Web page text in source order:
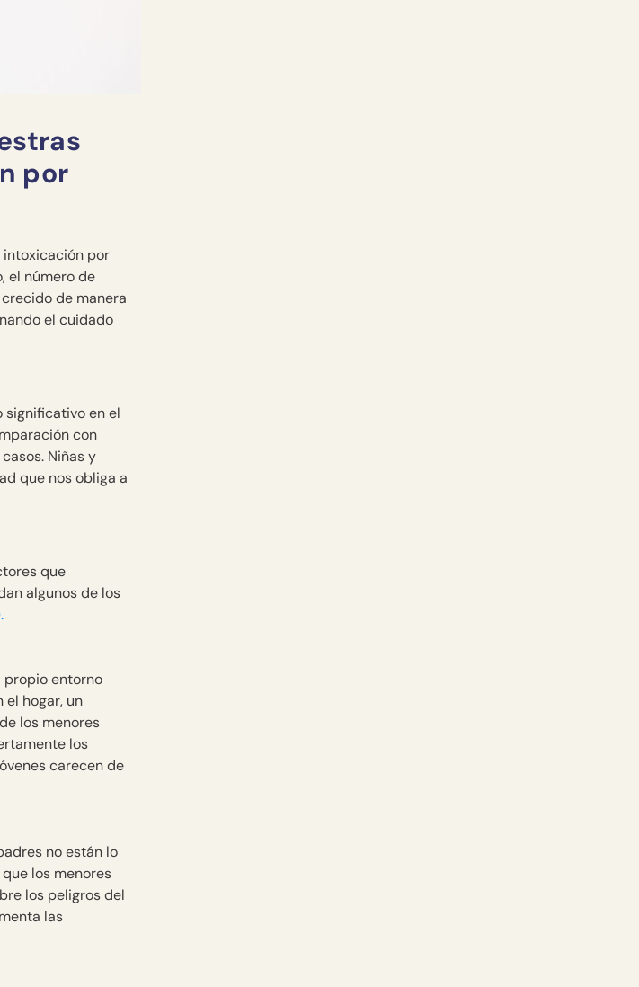
por
intoxicación por
el número de
de manera
el cuidado
significativo en el
con
Niñas y
que nos obliga a
que
algunos de los
propio entorno
el hogar, un
los menores
los
carecen de
no están lo
los menores
los peligros del
las